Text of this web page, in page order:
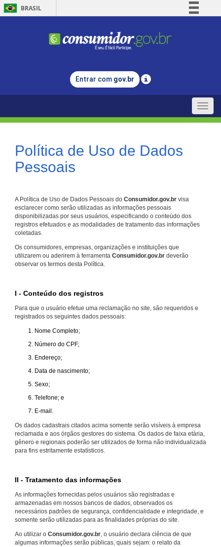
BRASIL
Comunica BR
Legislação
Entrar com gov.br
Toggle
Política de Uso de Dados
Pessoais
A Política de Uso de Dados Pessoais do Consumidor.gov.br visa
esclarecer como serão utilizadas as informações pessoais
disponibilizadas por seus usuários, especificando o conteúdo dos
registros efetuados e as modalidades de tratamento das informações
coletadas.
Os consumidores, empresas, organizações e instituições que
utilizarem ou aderirem à ferramenta Consumidor.gov.br deverão
observar os termos desta Política.
I - Conteúdo dos registros
Para que o usuário efetue uma reclamação no site, são requeridos e
registrados os seguintes dados pessoais:
Nome Completo;
Número do CPF;
Endereço;
Data de nascimento;
Sexo;
Telefone; e
E-mail.
Os dados cadastrais citados acima somente serão visíveis à empresa
reclamada e aos órgãos gestores do sistema. Os dados de faixa etária,
gênero e regionais poderão ser utilizados de forma não individualizada
para fins estritamente estatísticos.
II - Tratamento das informações
As informações fornecidas pelos usuários são registradas e
armazenadas em nossos bancos de dados, observados os
necessários padrões de segurança, confidencialidade e integridade, e
somente serão utilizadas para as finalidades próprias do site.
Ao utilizar o Consumidor.gov.br, o usuário declara ciência de que
algumas informações serão públicas, quais sejam: o relato da